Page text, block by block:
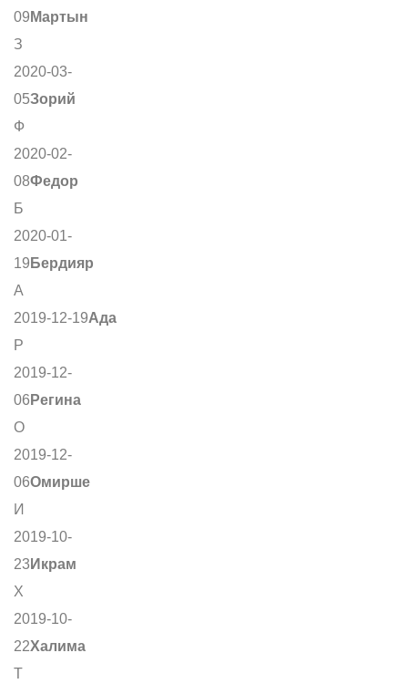
09 Мартын
З
2020-03-
05Зорий
Ф
2020-02-
08Федор
Б
2020-01-
19 Бердияр
А
2019-12-19Ада
Р
2019-12-
06 Регина
О
2019-12-
06Омирше
И
2019-10-
23 Икрам
Х
2019-10-
22Халима
Т